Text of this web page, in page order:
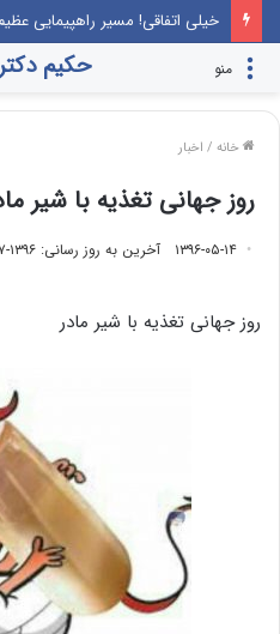
حکیم منو
خانه / اخبار
روز جهانی تغذیه با شیر
۱۳۹۶-۰۵-۱۴ آخرین به روز رسانی: ۱۳۹۶-۰۷-۱۷
روز جهانی تغذیه با شیر مادر